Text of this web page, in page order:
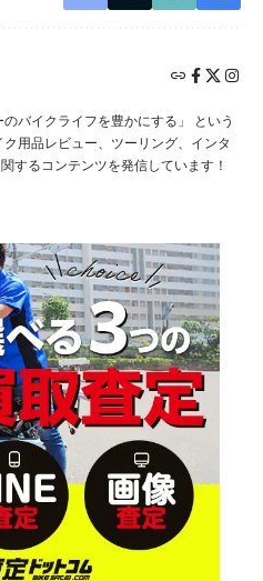
バイクライフを豊かにする」 という
用品レビュー、ツーリング、インタ
するコンテンツを発信しています！